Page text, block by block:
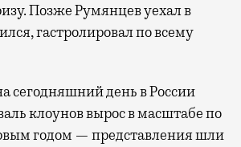
Позже Румянцев уехал в
гастролировал по всему
сегодняшний день в России
клоунов вырос в масштабе по
годом — представления шли